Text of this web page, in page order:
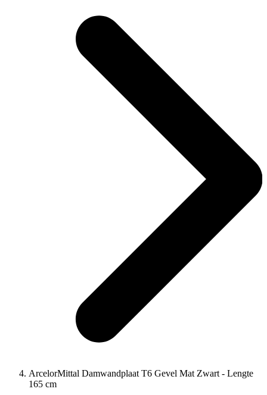
ArcelorMittal Damwandplaat T6 Gevel Mat Zwart - Lengte
165 cm